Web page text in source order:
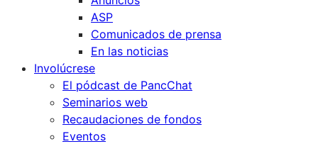
ASP
Comunicados de prensa
En las noticias
Involúcrese
El pódcast de PancChat
Seminarios web
Recaudaciones de fondos
Eventos